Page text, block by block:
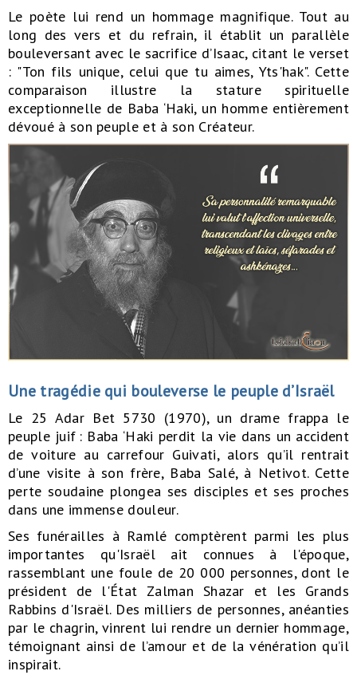
Le poète lui rend un hommage magnifique. Tout au
long des vers et du refrain, il établit un parallèle
bouleversant avec le sacrifice d’Isaac, citant le verset
: "Ton fils unique, celui que tu aimes, Yts'hak". Cette
comparaison illustre la stature spirituelle
exceptionnelle de Baba ‘Haki, un homme entièrement
dévoué à son peuple et à son Créateur.
Une tragédie qui bouleverse le peuple d’Israël
Le 25 Adar Bet 5730 (1970), un drame frappa le
peuple juif : Baba ‘Haki perdit la vie dans un accident
de voiture au carrefour Guivati, alors qu’il rentrait
d’une visite à son frère, Baba Salé, à Netivot. Cette
perte soudaine plongea ses disciples et ses proches
dans une immense douleur.
Ses funérailles à Ramlé comptèrent parmi les plus
importantes qu'Israël ait connues à l'époque,
rassemblant une foule de 20 000 personnes, dont le
président de l'État Zalman Shazar et les Grands
Rabbins d'Israël. Des milliers de personnes, anéanties
par le chagrin, vinrent lui rendre un dernier hommage,
témoignant ainsi de l’amour et de la vénération qu’il
inspirait.